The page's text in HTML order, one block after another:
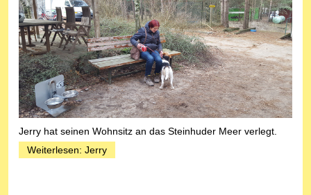
Jerry hat seinen Wohnsitz an das Steinhuder Meer verlegt.
Weiterlesen: Jerry